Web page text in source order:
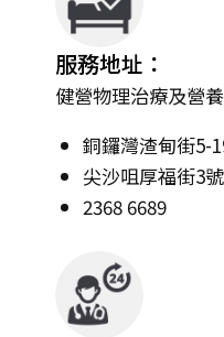
服務地址：
健營物理治療及營
銅鑼灣渣甸街5-
尖沙咀厚福街3
2368 6689